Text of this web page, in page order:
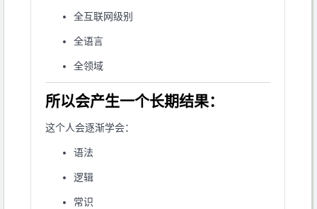
全互联网级别
全语言
全领域
所以会产生一个长期结果：
这个人会逐渐学会：
语法
逻辑
常识